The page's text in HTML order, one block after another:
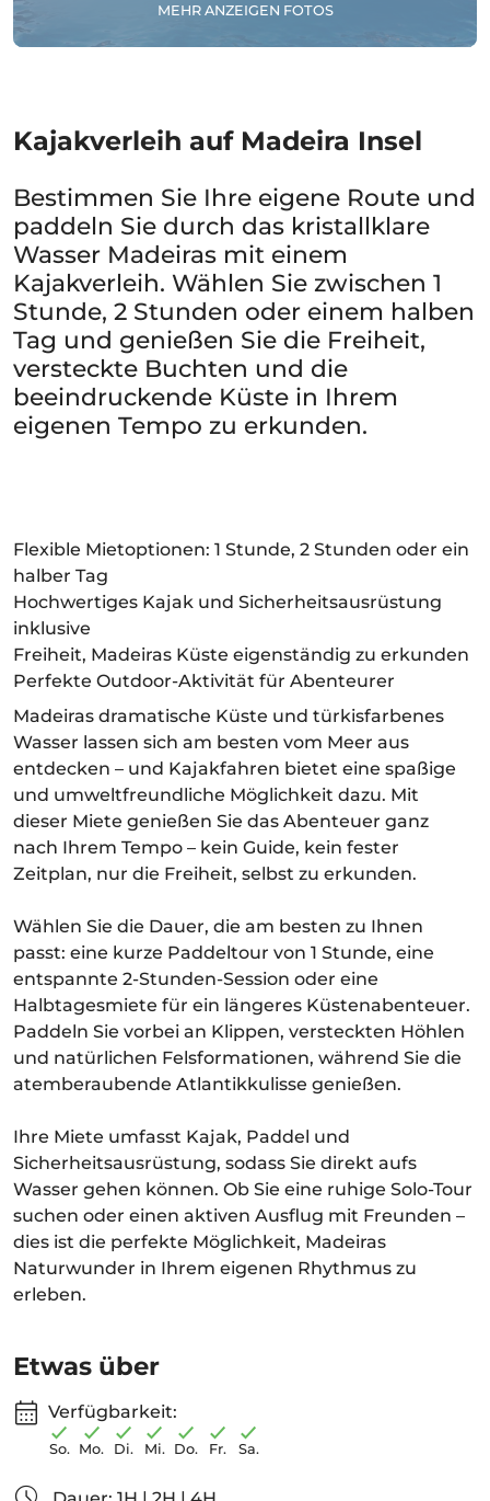
MEHR ANZEIGEN FOTOS
Kajakverleih auf Madeira Insel
Bestimmen Sie Ihre eigene Route und
paddeln Sie durch das kristallklare
Wasser Madeiras mit einem
Kajakverleih. Wählen Sie zwischen 1
Stunde, 2 Stunden oder einem halben
Tag und genießen Sie die Freiheit,
versteckte Buchten und die
beeindruckende Küste in Ihrem
eigenen Tempo zu erkunden.
Flexible Mietoptionen: 1 Stunde, 2 Stunden oder ein
halber Tag
Hochwertiges Kajak und Sicherheitsausrüstung
inklusive
Freiheit, Madeiras Küste eigenständig zu erkunden
Perfekte Outdoor-Aktivität für Abenteurer
Madeiras dramatische Küste und türkisfarbenes
Wasser lassen sich am besten vom Meer aus
entdecken – und Kajakfahren bietet eine spaßige
und umweltfreundliche Möglichkeit dazu. Mit
dieser Miete genießen Sie das Abenteuer ganz
nach Ihrem Tempo – kein Guide, kein fester
Zeitplan, nur die Freiheit, selbst zu erkunden.
Wählen Sie die Dauer, die am besten zu Ihnen
passt: eine kurze Paddeltour von 1 Stunde, eine
entspannte 2-Stunden-Session oder eine
Halbtagesmiete für ein längeres Küstenabenteuer.
Paddeln Sie vorbei an Klippen, versteckten Höhlen
und natürlichen Felsformationen, während Sie die
atemberaubende Atlantikkulisse genießen.
Ihre Miete umfasst Kajak, Paddel und
Sicherheitsausrüstung, sodass Sie direkt aufs
Wasser gehen können. Ob Sie eine ruhige Solo-Tour
suchen oder einen aktiven Ausflug mit Freunden –
dies ist die perfekte Möglichkeit, Madeiras
Naturwunder in Ihrem eigenen Rhythmus zu
erleben.
Etwas über
Verfügbarkeit:
So. Mo. Di. Mi. Do. Fr. Sa.